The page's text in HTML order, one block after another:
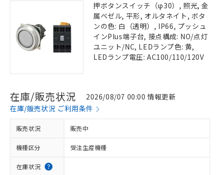
押ボタンスイッチ（φ30）, 照光, 金
属ベゼル, 平形, オルタネイト, ボタ
ンの色: 白（透明）, IP66, プッシュ
インPlus端子台, 接点構成: NO/点灯
ユニット/NC, LEDランプ色: 黄,
LEDランプ電圧: AC100/110/120V
在庫/販売状況
2026/08/07 00:00 情報更新
在庫/販売状況 ご利用条件
販売状況 販売中
機種区分 受注生産機種
在庫状況